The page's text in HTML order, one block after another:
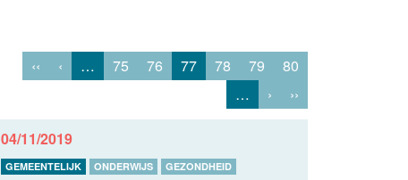
‹‹ ‹ … 75 76 77 78 79
80
…
› ››
04/11/2019
GEMEENTELIJK ONDERWIJS GEZONDHEID